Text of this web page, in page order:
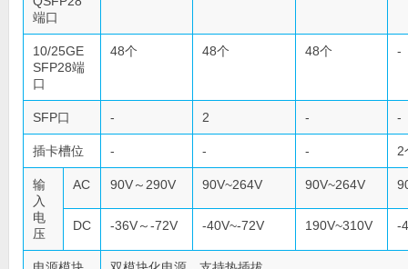
端口
10/25GE
SFP28端
口
48个 48个 48个 -
SFP口 - 2 - -
插卡槽位 - - - 2
输
入
电
压
AC 90V～290V 90V~264V 90V~264V
DC -36V～-72V -40V~-72V 190V~310V -